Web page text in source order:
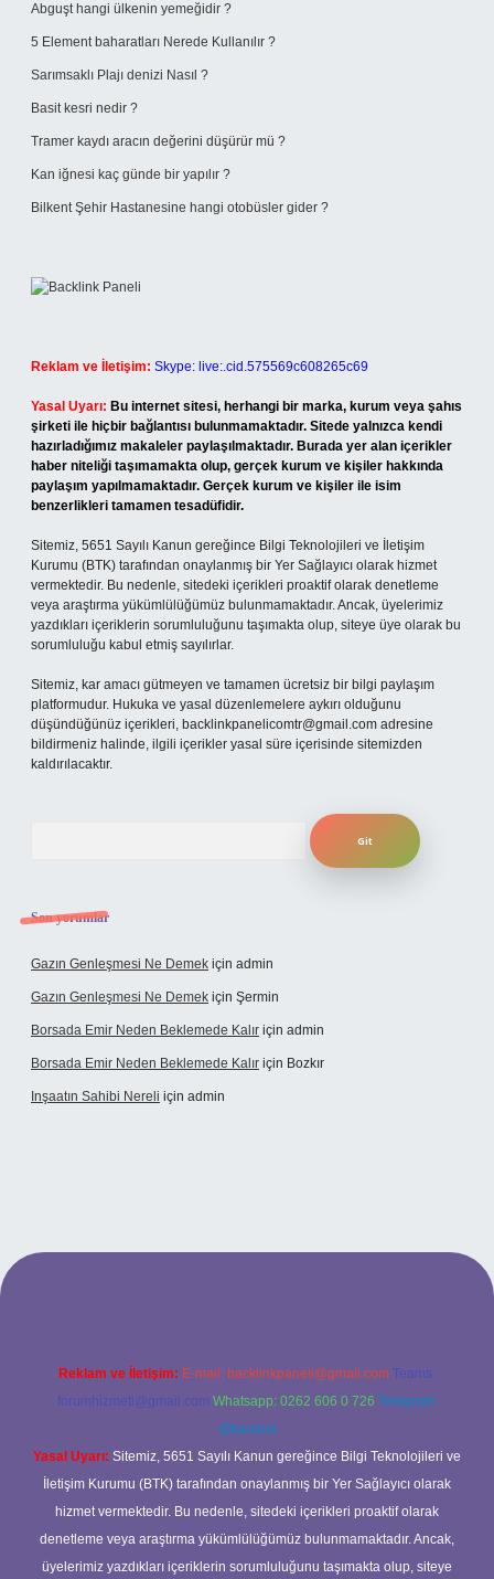
Abguşt hangi ülkenin yemeğidir ?
5 Element baharatları Nerede Kullanılır ?
Sarımsaklı Plajı denizi Nasıl ?
Basit kesri nedir ?
Tramer kaydı aracın değerini düşürür mü ?
Kan iğnesi kaç günde bir yapılır ?
Bilkent Şehir Hastanesine hangi otobüsler gider ?
Reklam ve İletişim: Skype: live:.cid.575569c608265c69
Yasal Uyarı: Bu internet sitesi, herhangi bir marka, kurum veya şahıs
şirketi ile hiçbir bağlantısı bulunmamaktadır. Sitede yalnızca kendi
hazırladığımız makaleler paylaşılmaktadır. Burada yer alan içerikler
haber niteliği taşımamakta olup, gerçek kurum ve kişiler hakkında
paylaşım yapılmamaktadır. Gerçek kurum ve kişiler ile isim
benzerlikleri tamamen tesadüfidir.
Sitemiz, 5651 Sayılı Kanun gereğince Bilgi Teknolojileri ve İletişim
Kurumu (BTK) tarafından onaylanmış bir Yer Sağlayıcı olarak hizmet
vermektedir. Bu nedenle, sitedeki içerikleri proaktif olarak denetleme
veya araştırma yükümlülüğümüz bulunmamaktadır. Ancak, üyelerimiz
yazdıkları içeriklerin sorumluluğunu taşımakta olup, siteye üye olarak bu
sorumluluğu kabul etmiş sayılırlar.
Sitemiz, kar amacı gütmeyen ve tamamen ücretsiz bir bilgi paylaşım
platformudur. Hukuka ve yasal düzenlemelere aykırı olduğunu
düşündüğünüz içerikleri, backlinkpanelicomtr@gmail.com adresine
bildirmeniz halinde, ilgili içerikler yasal süre içerisinde sitemizden
kaldırılacaktır.
Son yorumlar
Gazın Genleşmesi Ne Demek için admin
Gazın Genleşmesi Ne Demek için Şermin
Borsada Emir Neden Beklemede Kalır için admin
Borsada Emir Neden Beklemede Kalır için Bozkır
Inşaatın Sahibi Nereli için admin
Reklam ve İletişim: E-mail: backlinkpaneli@gmail.com Teams:
forumhizmeti@gmail.com Whatsapp: 0262 606 0 726 Telegram:
@karabul
Yasal Uyarı: Sitemiz, 5651 Sayılı Kanun gereğince Bilgi Teknolojileri ve
İletişim Kurumu (BTK) tarafından onaylanmış bir Yer Sağlayıcı olarak
hizmet vermektedir. Bu nedenle, sitedeki içerikleri proaktif olarak
denetleme veya araştırma yükümlülüğümüz bulunmamaktadır. Ancak,
üyelerimiz yazdıkları içeriklerin sorumluluğunu taşımakta olup, siteye